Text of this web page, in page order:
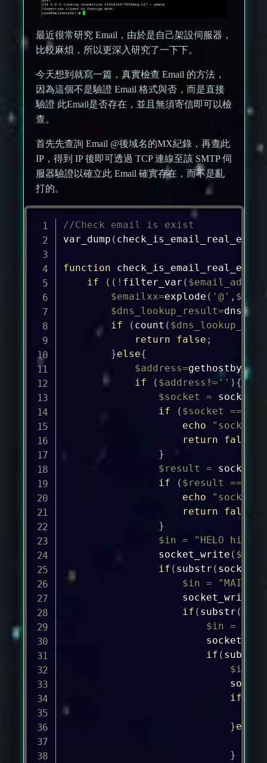
最近很常研究 Email，由於是自己架設伺服器，
比較麻煩，所以更深入研究了一下下。
今天想到就寫一篇，真實檢查 Email 的方法，
因為這個不是驗證 Email 格式與否，而是直接
驗證 此Email是否存在，並且無須寄信即可以檢
查。
首先先查詢 Email @後域名的MX紀錄，再查此
IP，得到 IP 後即可透過 TCP 連線至該 SMTP 伺
服器驗證以確立此 Email 確實存在，而不是亂
打的。
//Check email is exist
var_dump ( check_is_email_real_exist
function check_is_email_real_exist
if
( ( ! filter_var (
$emailxx=explode ( '@' ,
$dns_lookup_result=
if
( count (
return
false ;
}else{
$address=gethostbyname
if
( $address != '' ) {
$socket
=
if
( $socket ===
echo
return
false
}
$result
=
if
( $result ===
echo
return
false
}
$in =
"HELO
socket_write (
if ( substr (
$in = "MAIL
socket_write
if ( substr (
$in =
if ( substr
$in
if
}else
}